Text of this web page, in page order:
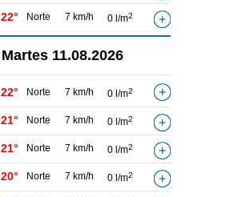
22° Norte 7 km/h 0 l/m2
Martes 11.08.2026
22° Norte 7 km/h 0 l/m2
21° Norte 7 km/h 0 l/m2
21° Norte 7 km/h 0 l/m2
20° Norte 7 km/h 0 l/m2